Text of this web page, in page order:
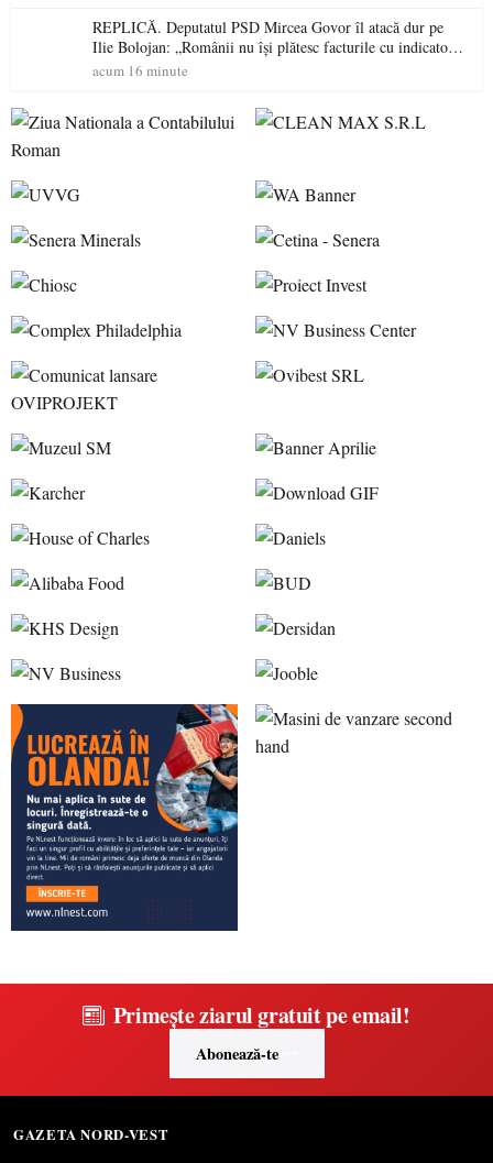
REPLICĂ. Deputatul PSD Mircea Govor îl atacă dur pe
Ilie Bolojan: „Românii nu își plătesc facturile cu indicatori
economici”
acum 16 minute
Primește ziarul gratuit pe email!
Abonează-te
GAZETA NORD-VEST